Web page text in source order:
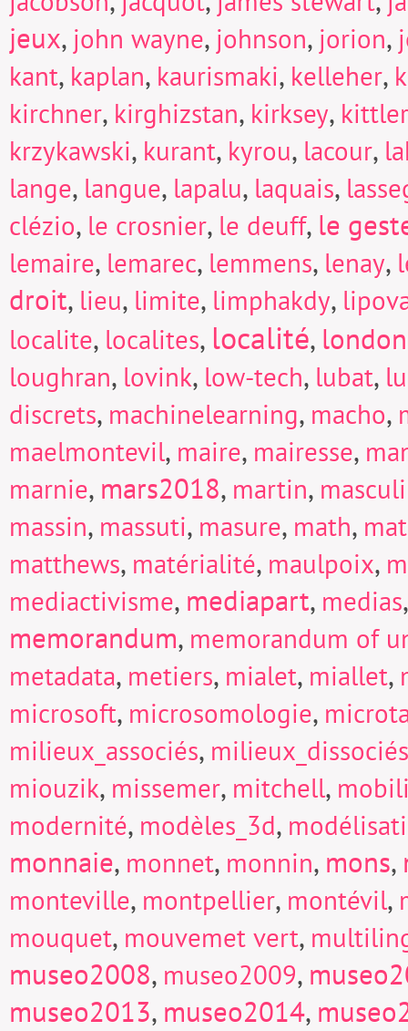
jeux, john wayne, johnson, jorion,
kant, kaplan, kaurismaki, kelleher,
kirchner, kirghizstan, kirksey, kittler
krzykawski, kurant, kyrou, lacour,
lange, langue, lapalu, laquais,
clézio, le crosnier, le deuff, le
lemaire, lemarec, lemmens, lenay,
droit, lieu, limite, limphakdy,
localite, localites, localité, london
loughran, lovink, low-tech, lubat,
discrets, machinelearning, macho,
maelmontevil, maire, mairesse,
marnie, mars2018, martin,
massin, massuti, masure, math,
matthews, matérialité, maulpoix,
mediactivisme, mediapart, medias
memorandum, memorandum of
metadata, metiers, mialet, miallet,
microsoft, microsomologie,
milieux_associés, milieux_dissociés
miouzik, missemer, mitchell,
modernité, modèles_3d,
monnaie, monnet, monnin, mons,
monteville, montpellier, montévil,
mouquet, mouvemet vert,
museo2008, museo2009,
museo2013, museo2014,